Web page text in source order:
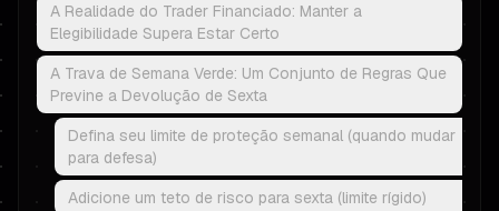
A Realidade do Trader Financiado: Manter a
Elegibilidade Supera Estar Certo
A Trava de Semana Verde: Um Conjunto de Regras Que
Previne a Devolução de Sexta
Defina seu limite de proteção semanal (quando mudar
para defesa)
Adicione um teto de risco para sexta (limite rígido)